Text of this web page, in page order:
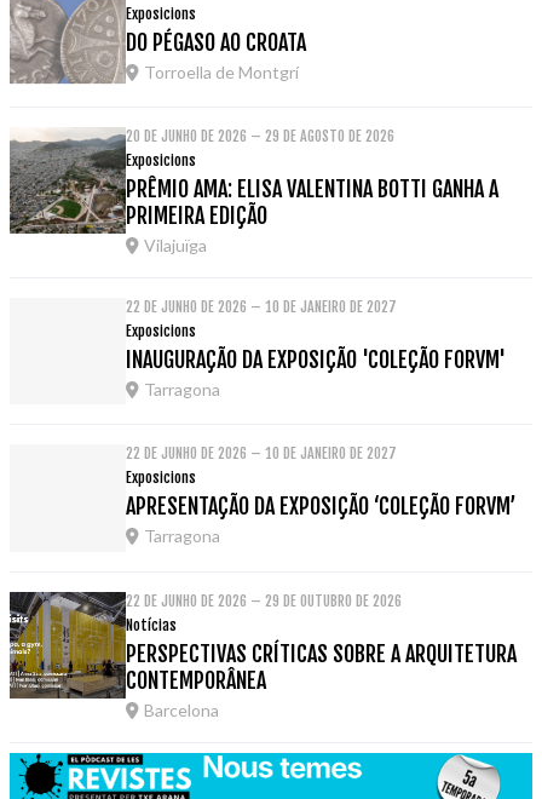
Exposicions
DO PÉGASO AO CROATA
Torroella de Montgrí
20 DE JUNHO DE 2026 – 29 DE AGOSTO DE 2026
Exposicions
PRÊMIO AMA: ELISA VALENTINA BOTTI GANHA A
PRIMEIRA EDIÇÃO
Vilajuïga
22 DE JUNHO DE 2026 – 10 DE JANEIRO DE 2027
Exposicions
INAUGURAÇÃO DA EXPOSIÇÃO 'COLEÇÃO FORVM'
Tarragona
22 DE JUNHO DE 2026 – 10 DE JANEIRO DE 2027
Exposicions
APRESENTAÇÃO DA EXPOSIÇÃO ‘COLEÇÃO FORVM’
Tarragona
22 DE JUNHO DE 2026 – 29 DE OUTUBRO DE 2026
Notícias
PERSPECTIVAS CRÍTICAS SOBRE A ARQUITETURA
CONTEMPORÂNEA
Barcelona